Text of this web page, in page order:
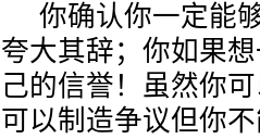
你确认你一定能
夸大其辞；你如果
己的信誉！虽然你
可以制造争议但你